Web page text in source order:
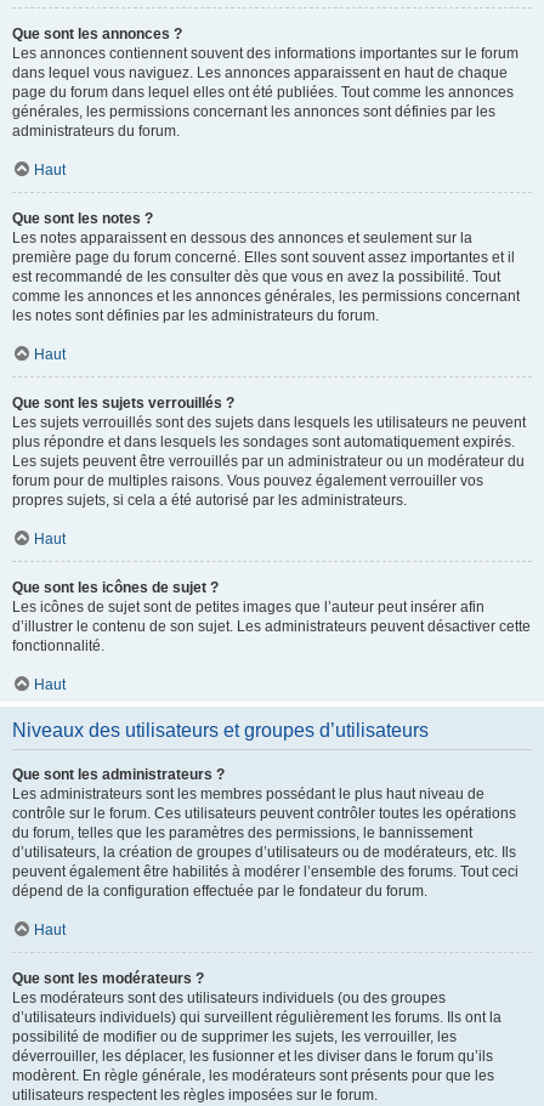
Que sont les annonces ?
Les annonces contiennent souvent des informations importantes sur le forum
dans lequel vous naviguez. Les annonces apparaissent en haut de chaque
page du forum dans lequel elles ont été publiées. Tout comme les annonces
générales, les permissions concernant les annonces sont définies par les
administrateurs du forum.
Haut
Que sont les notes ?
Les notes apparaissent en dessous des annonces et seulement sur la
première page du forum concerné. Elles sont souvent assez importantes et il
est recommandé de les consulter dès que vous en avez la possibilité. Tout
comme les annonces et les annonces générales, les permissions concernant
les notes sont définies par les administrateurs du forum.
Haut
Que sont les sujets verrouillés ?
Les sujets verrouillés sont des sujets dans lesquels les utilisateurs ne peuvent
plus répondre et dans lesquels les sondages sont automatiquement expirés.
Les sujets peuvent être verrouillés par un administrateur ou un modérateur du
forum pour de multiples raisons. Vous pouvez également verrouiller vos
propres sujets, si cela a été autorisé par les administrateurs.
Haut
Que sont les icônes de sujet ?
Les icônes de sujet sont de petites images que l’auteur peut insérer afin
d’illustrer le contenu de son sujet. Les administrateurs peuvent désactiver cette
fonctionnalité.
Haut
Niveaux des utilisateurs et groupes d’utilisateurs
Que sont les administrateurs ?
Les administrateurs sont les membres possédant le plus haut niveau de
contrôle sur le forum. Ces utilisateurs peuvent contrôler toutes les opérations
du forum, telles que les paramètres des permissions, le bannissement
d’utilisateurs, la création de groupes d’utilisateurs ou de modérateurs, etc. Ils
peuvent également être habilités à modérer l’ensemble des forums. Tout ceci
dépend de la configuration effectuée par le fondateur du forum.
Haut
Que sont les modérateurs ?
Les modérateurs sont des utilisateurs individuels (ou des groupes
d’utilisateurs individuels) qui surveillent régulièrement les forums. Ils ont la
possibilité de modifier ou de supprimer les sujets, les verrouiller, les
déverrouiller, les déplacer, les fusionner et les diviser dans le forum qu’ils
modèrent. En règle générale, les modérateurs sont présents pour que les
utilisateurs respectent les règles imposées sur le forum.